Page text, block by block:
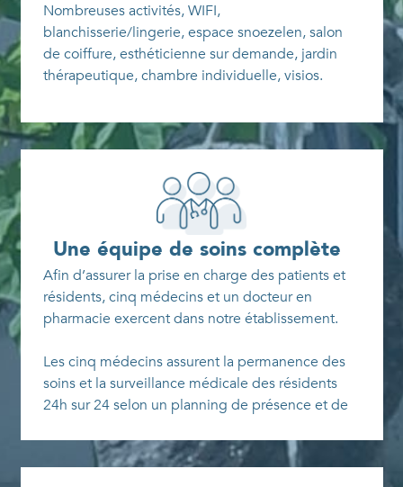
Nombreuses activités, WIFI,
blanchisserie/lingerie, espace snoezelen, salon
de coiffure, esthéticienne sur demande, jardin
thérapeutique, chambre individuelle, visios.
Une équipe de soins complète
Afin d’assurer la prise en charge des patients et
résidents, cinq médecins et un docteur en
pharmacie exercent dans notre établissement.
Les cinq médecins assurent la permanence des
soins et la surveillance médicale des résidents
24h sur 24 selon un planning de présence et de
Les médecins sont accompagnés d'une équipe